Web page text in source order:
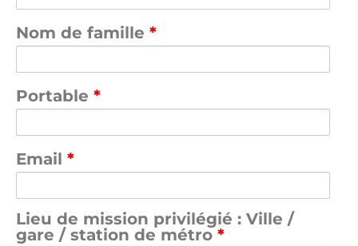
Nom de famille *
Portable *
Email *
Lieu de mission privilégié : Ville /
gare / station de métro *